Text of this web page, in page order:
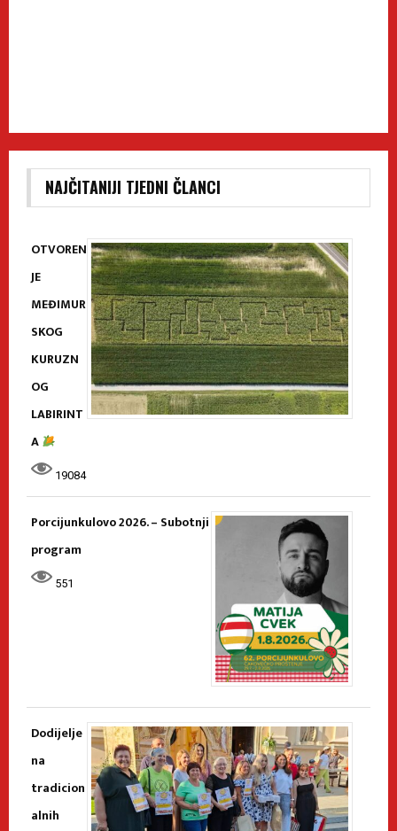
NAJČITANIJI TJEDNI ČLANCI
OTVOREN
JE
MEĐIMUR
SKOG
KURUZN
OG
LABIRINT
A
19084
Porcijunkulovo 2026. – Subotnji
program
551
Dodijelje
na
tradicion
alnih